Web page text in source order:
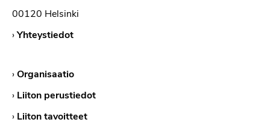
00120 Helsinki
›Yhteystiedot
›Organisaatio
› Liiton perustiedot
› Liiton tavoitteet